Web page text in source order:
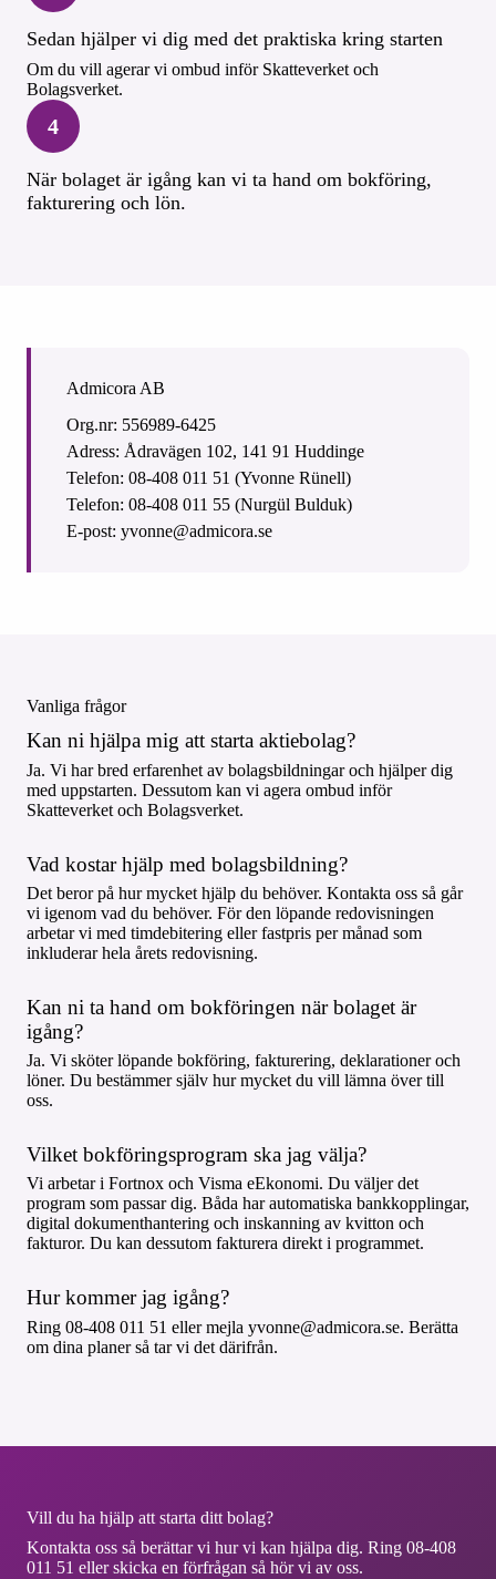
Sedan hjälper vi dig med det praktiska kring starten
Om du vill agerar vi ombud inför Skatteverket och
Bolagsverket.
4
När bolaget är igång kan vi ta hand om bokföring,
fakturering och lön.
Admicora AB
Org.nr: 556989-6425
Adress: Ådravägen 102, 141 91 Huddinge
Telefon: 08-408 011 51 (Yvonne Rünell)
Telefon: 08-408 011 55 (Nurgül Bulduk)
E-post: yvonne@admicora.se
Vanliga frågor
Kan ni hjälpa mig att starta aktiebolag?
Ja. Vi har bred erfarenhet av bolagsbildningar och hjälper dig
med uppstarten. Dessutom kan vi agera ombud inför
Skatteverket och Bolagsverket.
Vad kostar hjälp med bolagsbildning?
Det beror på hur mycket hjälp du behöver. Kontakta oss så går
vi igenom vad du behöver. För den löpande redovisningen
arbetar vi med timdebitering eller fastpris per månad som
inkluderar hela årets redovisning.
Kan ni ta hand om bokföringen när bolaget är
igång?
Ja. Vi sköter löpande bokföring, fakturering, deklarationer och
löner. Du bestämmer själv hur mycket du vill lämna över till
oss.
Vilket bokföringsprogram ska jag välja?
Vi arbetar i Fortnox och Visma eEkonomi. Du väljer det
program som passar dig. Båda har automatiska bankkopplingar,
digital dokumenthantering och inskanning av kvitton och
fakturor. Du kan dessutom fakturera direkt i programmet.
Hur kommer jag igång?
Ring 08-408 011 51 eller mejla yvonne@admicora.se. Berätta
om dina planer så tar vi det därifrån.
Vill du ha hjälp att starta ditt bolag?
Kontakta oss så berättar vi hur vi kan hjälpa dig. Ring 08-408
011 51 eller skicka en förfrågan så hör vi av oss.